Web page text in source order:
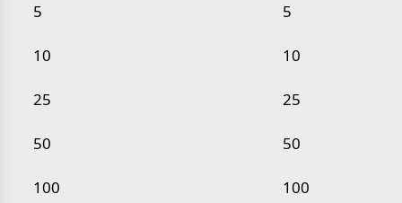
5 5
10 10
25 25
50 50
100 100